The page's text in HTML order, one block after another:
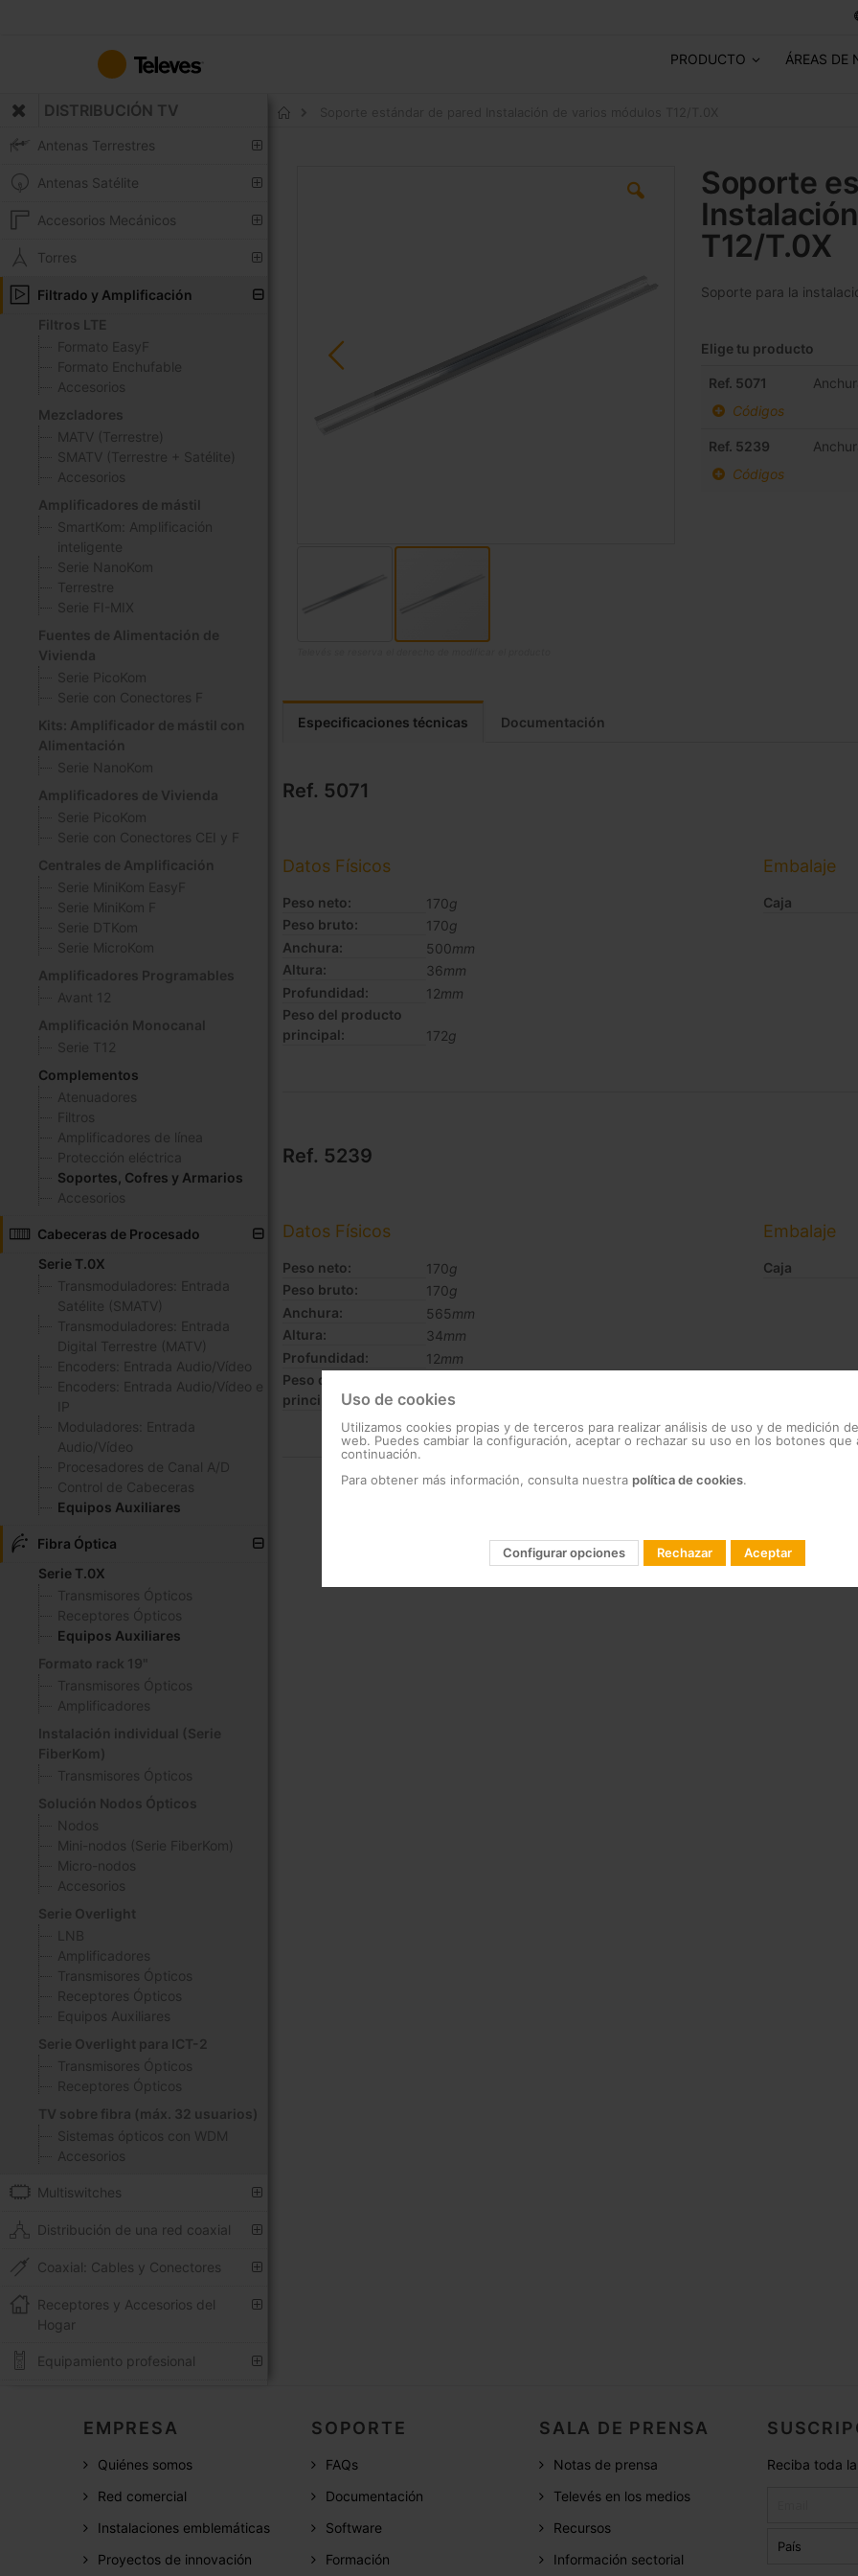
contenido
PRODUCTO ÁREAS DE
DISTRIBUCIÓN TV
Antenas Terrestres
Antenas Satélite
Accesorios Mecánicos
Torres
Filtrado y Amplificación
Filtros LTE
Formato EasyF
Formato Enchufable
Accesorios
Mezcladores
MATV (Terrestre)
SMATV (Terrestre + Satélite)
Accesorios
Amplificadores de mástil
SmartKom: Amplificación
inteligente
Serie NanoKom
Terrestre
Serie FI-MIX
Fuentes de Alimentación de
Vivienda
Serie PicoKom
Serie con Conectores F
Kits: Amplificador de mástil con
Alimentación
Serie NanoKom
Amplificadores de Vivienda
Serie PicoKom
Serie con Conectores CEI y F
Centrales de Amplificación
Serie MiniKom EasyF
Serie MiniKom F
Serie DTKom
Serie MicroKom
Amplificadores Programables
Avant 12
Amplificación Monocanal
Serie T12
Complementos
Atenuadores
Filtros
Amplificadores de línea
Protección eléctrica
Soportes, Cofres y Armarios
Accesorios
Cabeceras de Procesado
Serie T.0X
Transmoduladores: Entrada
Satélite (SMATV)
Transmoduladores: Entrada
Digital Terrestre (MATV)
Encoders: Entrada Audio/Vídeo
Encoders: Entrada Audio/Vídeo e
IP
Moduladores: Entrada
Audio/Vídeo
Procesadores de Canal A/D
Control de Cabeceras
Equipos Auxiliares
Fibra Óptica
Serie T.0X
Transmisores Ópticos
Receptores Ópticos
Equipos Auxiliares
Formato rack 19"
Transmisores Ópticos
Amplificadores
Instalación individual (Serie
FiberKom)
Transmisores Ópticos
Solución Nodos Ópticos
Nodos
Mini-nodos (Serie FiberKom)
Micro-nodos
Accesorios
Serie Overlight
LNB
Amplificadores
Transmisores Ópticos
Receptores Ópticos
Equipos Auxiliares
Serie Overlight para ICT-2
Transmisores Ópticos
Receptores Ópticos
TV sobre fibra (máx. 32 usuarios)
Sistemas ópticos con WDM
Accesorios
Multiswitches
Distribución de una red coaxial
Coaxial: Cables y Conectores
Receptores y Accesorios del
Hogar
Equipamiento profesional
Soporte
T12/T.0X
Soporte para la
Elige tu producto
artículos
Ref. 5071
Códigos
Ref. 5239
Códigos
al
comienzo
galería
de
Especificaciones técnicas Documentación
Ref. 5071
Datos Físicos
Peso neto: 170g
Peso bruto:
170g
Anchura:
500mm
Altura:
36mm
Profundidad:
12mm
Peso del producto
principal:
172g
Embalaje
Caja
Ref. 5239
Datos Físicos
Peso neto: 170g
Peso bruto:
170g
Anchura:
565mm
Altura:
34mm
Profundidad:
12mm
Peso del producto
principal:
188g
Embalaje
Caja
EMPRESA
Quiénes somos
Red comercial
Instalaciones emblemáticas
Proyectos de innovación
SOPORTE
FAQs
Documentación
Software
Formación
SALA DE PRENSA
Notas de prensa
Televés en los medios
Recursos
Información sectorial
Reciba toda
Uso de cookies
Utilizamos cookies propias y de terceros para realizar análisis de uso y de medición
web. Puedes cambiar la configuración, aceptar o rechazar su uso en los botones que
continuación.
Para obtener más información, consulta nuestra política de cookies.
Configurar opciones Rechazar Aceptar